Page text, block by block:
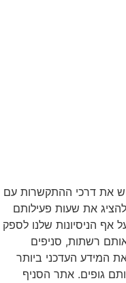
את דרכי ההתקשרות עם
את שעות פעילותם
הניסיונות שלנו לספק
רשתות, סניפים
המידע העדכני ביותר
גופים. אתר הסניף